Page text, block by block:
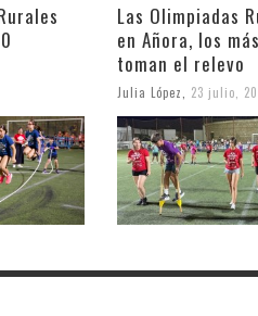
Las Olimpiadas
en Añora, los
toman el relevo
Julia López 23 julio,